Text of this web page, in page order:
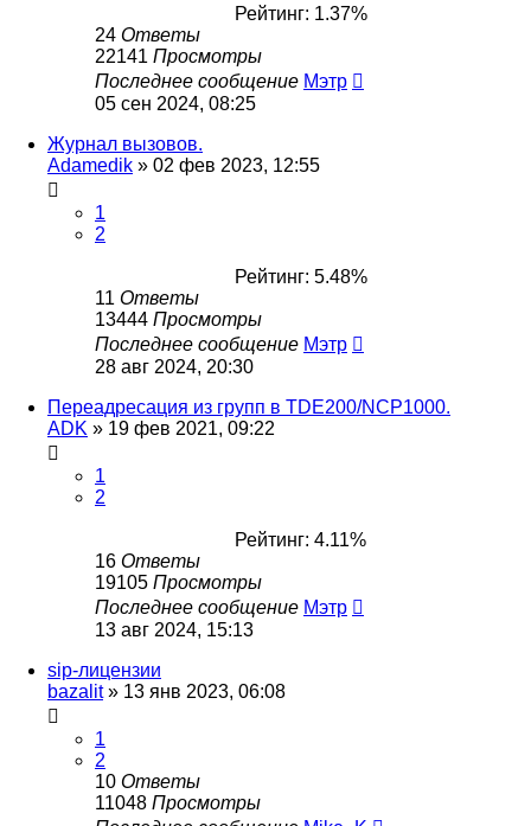
Рейтинг: 1.37%
24 Ответы
22141 Просмотры
Последнее сообщение Мэтр
05 сен 2024, 08:25
Журнал вызовов.
Adamedik » 02 фев 2023, 12:55
1
2
Рейтинг: 5.48%
11 Ответы
13444 Просмотры
Последнее сообщение Мэтр
28 авг 2024, 20:30
Переадресация из групп в TDE200/NCP1000.
ADK » 19 фев 2021, 09:22
1
2
Рейтинг: 4.11%
16 Ответы
19105 Просмотры
Последнее сообщение Мэтр
13 авг 2024, 15:13
sip-лицензии
bazalit» 13 янв 2023, 06:08
1
2
10 Ответы
11048 Просмотры